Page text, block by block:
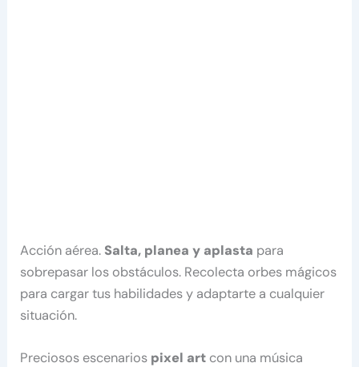
Acción aérea. Salta, planea y aplasta para
sobrepasar los obstáculos. Recolecta orbes mágicos
para cargar tus habilidades y adaptarte a cualquier
situación.
Preciosos escenarios pixel art con una música